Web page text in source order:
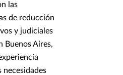
las
de reducción
y judiciales
Buenos Aires,